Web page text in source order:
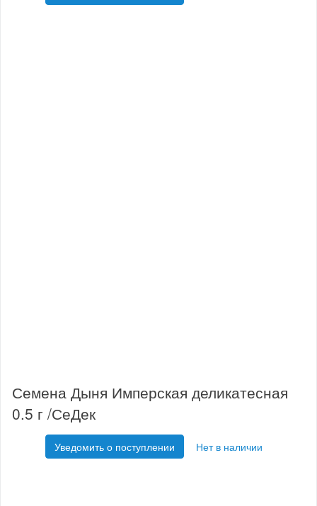
Семена Дыня Имперская деликатесная
0.5 г /СеДек
Уведомить о поступлении Нет в наличии